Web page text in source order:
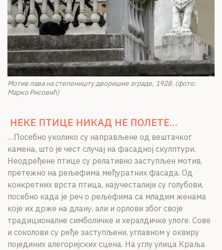
Мотив лава на степеништу дворишне зграде, 1928. (фото:
Марко Рисовић)
НЕКЕ ПТИЦЕ НИКАД НЕ ПОЛЕТЕ…
…Посебно уколико су направљене од вештачког
камена, што је чест случај на фасадној скулптури.
Неодређене птице су релативно заступљен мотив,
претежно на рељефима међуратних фасада. Од
конкретних врста птица, најучесталији су голубови,
посебно када је реч о рељефима са младим женама
које их држе на длану, али и орлови због своје
традиционалне симболичке и хералдичке улоге. Сове
и соколови су ређе заступљени, углавном у оквиру
појединих алегоријских сцена. На углу улица Краља